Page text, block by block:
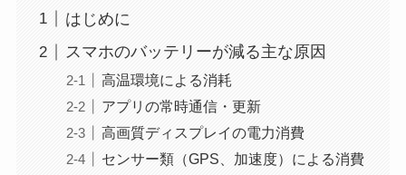
はじめに
スマホのバッテリーが減る主な原因
高温環境による消耗
アプリの常時通信・更新
高画質ディスプレイの電力消費
センサー類（GPS、加速度）による消費